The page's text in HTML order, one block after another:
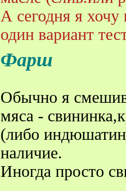
А сегодня я
один вариант
Фарш
Обычно я
мяса -
(либо
наличие.
Иногда просто